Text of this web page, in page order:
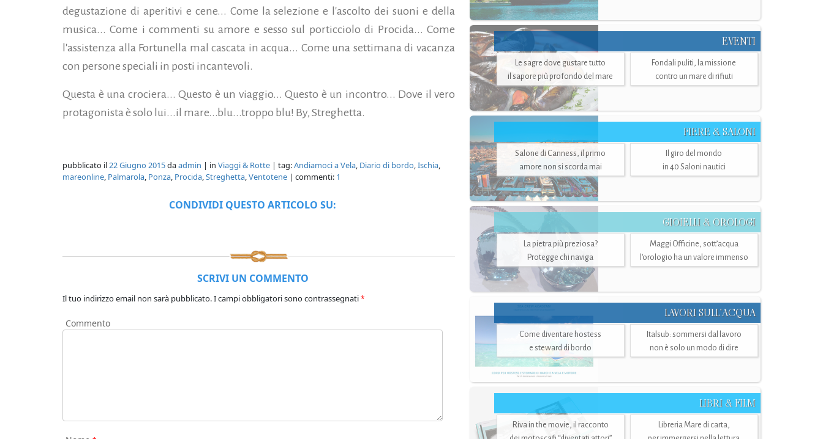
degustazione di aperitivi e cene... Come la selezione e l'ascolto dei suoni e della
musica... Come i commenti su amore e sesso sul porticciolo di Procida... Come
l'assistenza alla Fortunella mal cascata in acqua... Come una settimana di vacanza
con persone speciali in posti incantevoli.
Questa è una crociera... Questo è un viaggio... Questo è un incontro... Dove il vero
protagonista è solo lui...il mare...blu...troppo blu! By, Streghetta.
pubblicato il22 Giugno 2015daadmin | in Viaggi & Rotte | tag:Andiamoci a Vela, Diario di bordo,Ischia,
mareonline, Palmarola, Ponza, Procida,Streghetta,Ventotene | commenti: 1
CONDIVIDI QUESTO ARTICOLO SU:
SCRIVI UN COMMENTO
Il tuo indirizzo email non sarà pubblicato.I campi obbligatori sono contrassegnati*
Commento
EVENTI
Le sagre dove gustare tutto
il sapore più profondo del mare
Fondali puliti, la missione
contro un mare di rifiuti
FIERE & SALONI
Salone di Canness, il primo
amore non si scorda mai
Il giro del mondo
in 40 Saloni nautici
GIOIELLI & OROLOGI
La pietra più preziosa?
Protegge chi naviga
Maggi Officine, sott’acqua
l'orologio ha un valore immenso
LAVORI SULL’ACQUA
Come diventare hostess
e steward di bordo
Italsub: sommersi dal lavoro
non è solo un modo di dire
LIBRI & FILM
Riva in the movie, il racconto
Libreria Mare di carta,